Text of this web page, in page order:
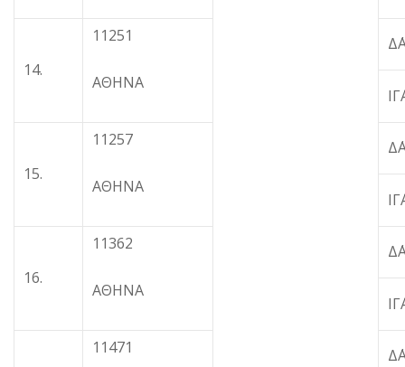
14.
11251
ΑΘΗΝΑ
15.
11257
ΑΘΗΝΑ
16.
11362
ΑΘΗΝΑ
11471